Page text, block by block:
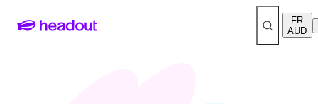
FR
AUD